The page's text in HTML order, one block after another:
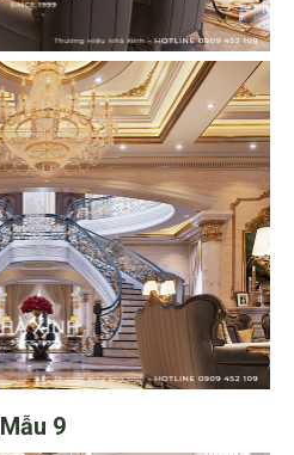
Mẫu 9